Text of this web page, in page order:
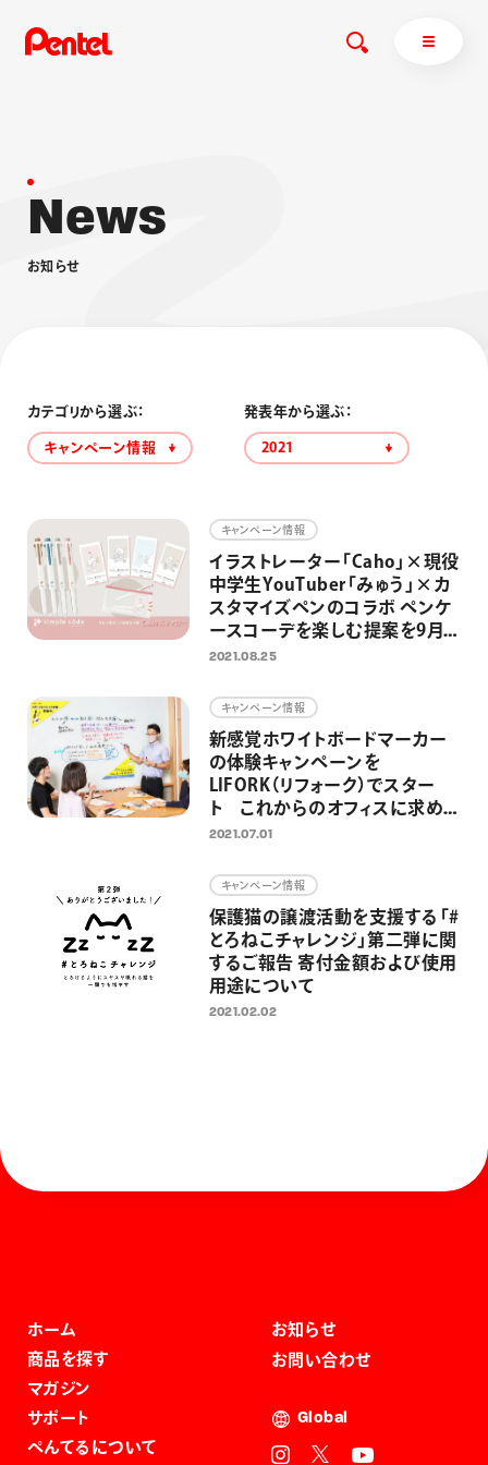
商品を探す
ブラッシュ（筆）
その他
採用情報
運営会社
News
お知 らせ
カテゴリから選ぶ：
キャンペーン情報
発表年から選ぶ：
2021
キャンペーン情報
イラストレーター「Caho」×現役
中学生YouTuber「みゅう」×カ
スタマイズペンのコラボ ペンケ
ースコーデを楽しむ提案を9月よ
りスタート
2021.08.25
キャンペーン情報
新感覚ホワイトボードマーカー
の体験キャンペーンを
LIFORK（リフォーク）でスター
ト これからのオフィスに求めら
れるコミュニケーションツール提
2021.07.01
キャンペーン情報
保護猫の譲渡活動を支援する「#
とろねこチャレンジ」第二弾に関
するご報告 寄付金額および使用
用途について
2021.02.02
ホーム
商品を探す
マガジン
サポート
ぺんてるについて
お知らせ
お問い合わせ
Global